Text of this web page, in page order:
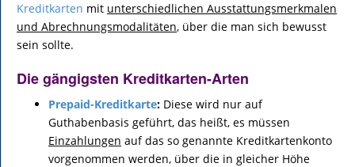
Kreditkarten mit unterschiedlichen Ausstattungsmerkmalen
und Abrechnungsmodalitäten, über die man sich bewusst
sein sollte.
Die gängigsten Kreditkarten-Arten
Prepaid-Kreditkarte: Diese wird nur auf
Guthabenbasis geführt, das heißt, es müssen
Einzahlungen auf das so genannte Kreditkartenkonto
vorgenommen werden, über die in gleicher Höhe